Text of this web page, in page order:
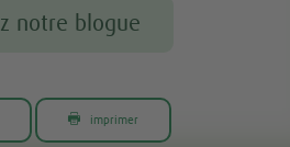
notre blogue
 imprimer